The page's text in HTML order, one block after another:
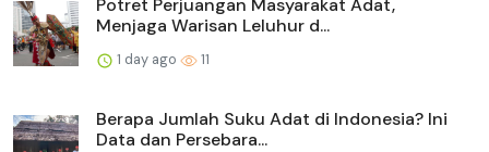
Potret Perjuangan Masyarakat Adat,
Menjaga Warisan Leluhur d...
1 day ago 11
Berapa Jumlah Suku Adat di Indonesia? Ini
Data dan Persebara...